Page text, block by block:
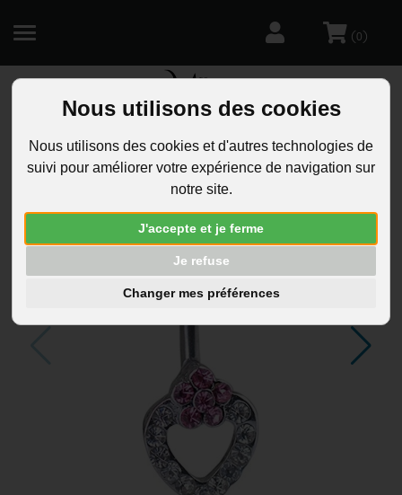
Nous utilisons des cookies
Nous utilisons des cookies et d'autres technologies de
suivi pour améliorer votre expérience de navigation sur
notre site.
J'accepte et je ferme
Je refuse
Changer mes préférences
(0)